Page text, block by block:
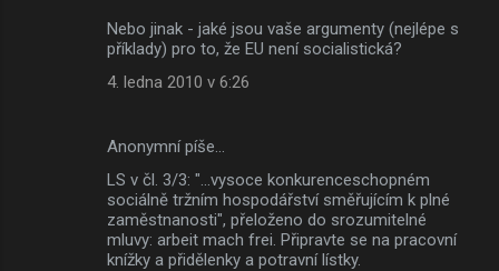
Nebo jinak - jaké jsou vaše argumenty (nejlépe s
příklady) pro to, že EU není socialistická?
4. ledna 2010 v 6:26
Anonymní píše…
LS v čl. 3/3: "...vysoce konkurenceschopném
sociálně tržním hospodářství směřujícím k plné
zaměstnanosti", přeloženo do srozumitelné
mluvy: arbeit mach frei. Připravte se na pracovní
knížky a přidělenky a potravní lístky.